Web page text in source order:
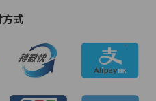
方式